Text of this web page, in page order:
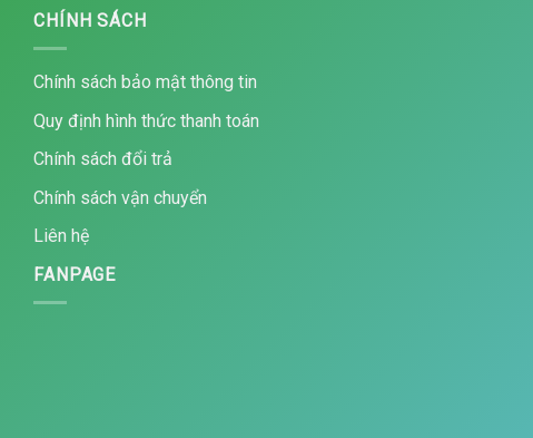
CHÍNH SÁCH
Chính sách bảo mật thông tin
Quy định hình thức thanh toán
Chính sách đổi trả
Chính sách vận chuyển
Liên hệ
FANPAGE